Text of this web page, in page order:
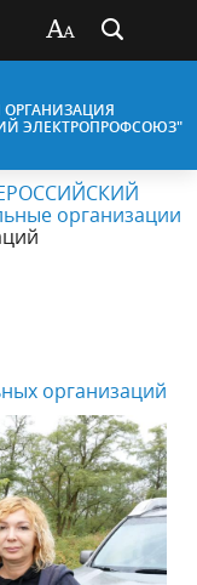
ЭЛЕКТРОПРОФСОЮЗ"
организации
организаций